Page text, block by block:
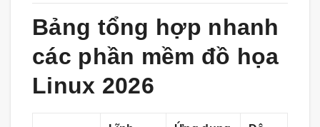
Bảng tổng hợp nhanh
các phần mềm đồ họa
Linux 2026